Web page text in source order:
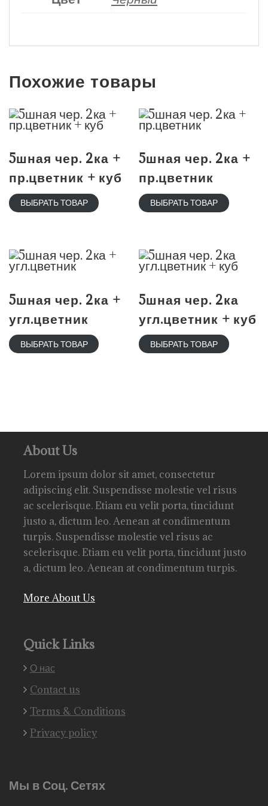
Похожие товары
5шная чер. 2ка +
пр.цветник + куб
ВЫБРАТЬ ТОВАР
5шная чер. 2ка +
пр.цветник
ВЫБРАТЬ ТОВАР
5шная чер. 2ка +
угл.цветник
ВЫБРАТЬ ТОВАР
5шная чер. 2ка
угл.цветник + куб
ВЫБРАТЬ ТОВАР
About Us
Lorem ipsum dolor sit amet, consectetur
adipiscing elit. Suspendisse molestie vel risus
ac scelerisque. Etiam eu velit porta, tincidunt
justo a, dictum leo. Aenean at condimentum
turpis. Suspendisse molestie vel risus ac
scelerisque. Etiam eu velit porta, tincidunt justo
a, dictum leo. Aenean at condimentum turpis.
More About Us
Quick Links
О нас
Contact us
Terms & Conditions
Privacy policy
Мы в Соц. Сетях